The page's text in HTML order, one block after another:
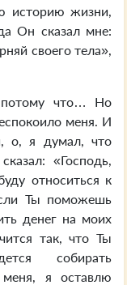
историю жизни,
Он сказал мне:
своего тела»,
что… Но
меня. И
о, я думал, что
«Господь,
относиться к
Ты поможешь
денег на моих
так, что Ты
собирать
я оставлю